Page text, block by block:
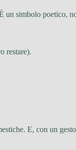
un simbolo poetico,
restare).
E, con un